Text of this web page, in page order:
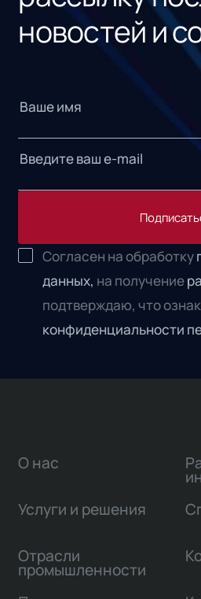
новостей и
Согласен на обработку
данных, на получение
подтверждаю, что
конфиденциальности
О нас
Услуги и решения
Отрасли
промышленности